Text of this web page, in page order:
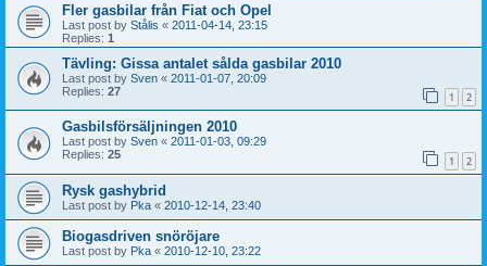
Fler gasbilar från Fiat och Opel
Last post by Stålis « 2011-04-14, 23:15
Replies: 1
Tävling: Gissa antalet sålda gasbilar 2010
Last post by Sven « 2011-01-07, 20:09
Replies: 27 1 2
Gasbilsförsäljningen 2010
Last post by Sven « 2011-01-03, 09:29
Replies: 25 1 2
Rysk gashybrid
Last post by Pka « 2010-12-14, 23:40
Biogasdriven snöröjare
Last post by Pka « 2010-12-10, 23:22